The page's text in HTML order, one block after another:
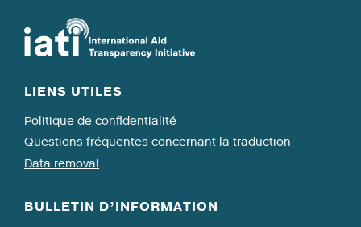
LIENS UTILES
Politique de confidentialité
Questions fréquentes concernant la traduction
Data removal
BULLETIN D’INFORMATION